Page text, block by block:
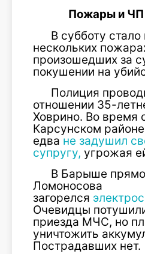
Пожары и ЧП
В субботу стало
нескольких
произошедших за
покушении на
Полиция
отношении 35-
Ховрино. Во время
Карсунском
едва не задушил
супругу, угрожая
В Барыше
Ломоносова
загорелся
Очевидцы
приезда МЧС, но
уничтожить
Пострадавших нет.